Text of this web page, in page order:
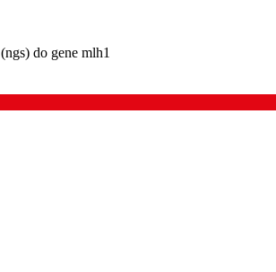
do gene mlh1